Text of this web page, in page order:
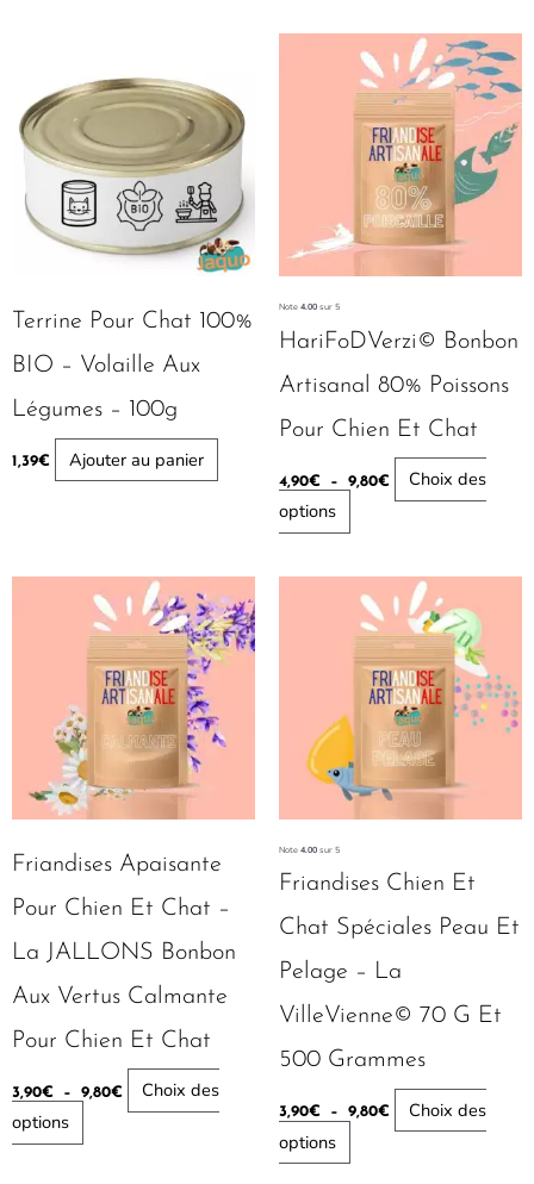
Terrine Pour Chat 100%
BIO – Volaille Aux
Légumes – 100g
1,39€ Ajouter au panier
Note 4.00 sur 5
HariFoDVerzi© Bonbon
Artisanal 80% Poissons
Pour Chien Et Chat
4,90€ – 9,80€
Plage
de
prix :
4,90€
à
9,80€
Choix des
options
Ce
produit
a
plusieurs
variations.
options
peuvent
choisies
sur
la
page
produit
Friandises Apaisante
Pour Chien Et Chat –
La JALLONS Bonbon
Aux Vertus Calmante
Pour Chien Et Chat
3,90€ – 9,80€
Plage
prix :
3,90€
à
9,80€
Choix des
options
Ce
produit
a
plusieurs
variations.
Les
options
peuvent
choisies
sur
la
du
produit
Note 4.00 sur 5
Friandises Chien Et
Chat Spéciales Peau Et
Pelage – La
VilleVienne© 70 G Et
500 Grammes
3,90€ – 9,80€
Plage
prix :
3,90€
à
9,80€
Choix des
options
Ce
produit
a
plusieurs
variations.
Les
options
peuvent
choisies
la
page
du